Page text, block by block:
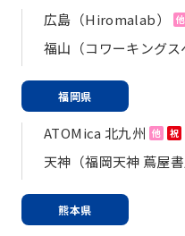
広島（Hiromalab） 他
福山（コワーキングス
福岡県
ATOMica 北九州 他 祝
天神（福岡天神 蔦屋書
熊本県